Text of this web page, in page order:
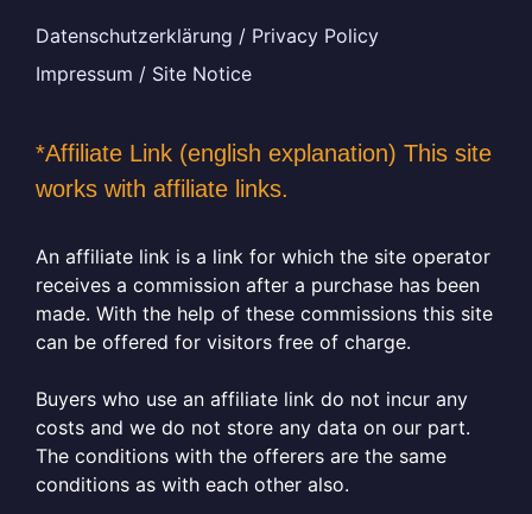
Datenschutzerklärung / Privacy Policy
Impressum / Site Notice
*Affiliate Link (english explanation) This site
works with affiliate links.
An affiliate link is a link for which the site operator
receives a commission after a purchase has been
made. With the help of these commissions this site
can be offered for visitors free of charge.
Buyers who use an affiliate link do not incur any
costs and we do not store any data on our part.
The conditions with the offerers are the same
conditions as with each other also.